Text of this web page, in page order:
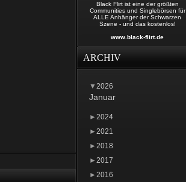
Black Flirt ist eine der größten
Communities und Singlebörsen für
ALLE Anhänger der Schwarzen
Szene - und das kostenlos!
www.black-flirt.de
ARCHIV
▼2026
Januar
► 2024
► 2021
► 2018
► 2017
► 2016